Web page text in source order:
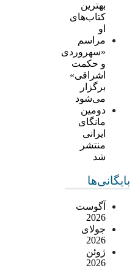
بهترین
کتاب‌های
او
مراسم
«سهروردی
و حکمت
اشراقی»
برگزار
می‌شود
دومین
مانگای
ایرانی
منتشر
شد
بایگانی‌ها
آگوست
2026
جولای
2026
ژوئن
2026